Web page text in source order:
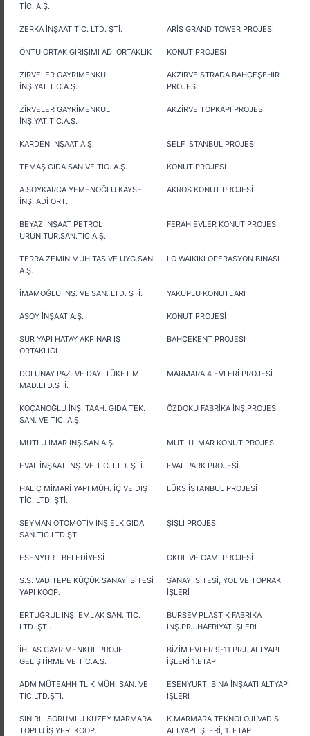
TİC. A.Ş.
ZERKA İNŞAAT TİC. LTD. ŞTİ. ARİS GRAND TOWER PROJESİ
ÖNTÜ ORTAK GİRİŞİMİ ADİ ORTAKLIK KONUT PROJESİ
ZİRVELER GAYRİMENKUL
İNŞ.YAT.TİC.A.Ş.
AKZİRVE STRADA BAHÇEŞEHİR
PROJESİ
ZİRVELER GAYRİMENKUL
İNŞ.YAT.TİC.A.Ş.
AKZİRVE TOPKAPI PROJESİ
KARDEN İNŞAAT A.Ş. SELF İSTANBUL PROJESİ
TEMAŞ GIDA SAN.VE TİC. A.Ş. KONUT PROJESİ
A.SOYKARCA YEMENOĞLU KAYSEL
İNŞ. ADİ ORT.
AKROS KONUT PROJESİ
BEYAZ İNŞAAT PETROL
ÜRÜN.TUR.SAN.TİC.A.Ş.
FERAH EVLER KONUT PROJESİ
TERRA ZEMİN MÜH.TAS.VE UYG.SAN.
A.Ş.
LC WAİKİKİ OPERASYON BİNASI
İMAMOĞLU İNŞ. VE SAN. LTD. ŞTİ. YAKUPLU KONUTLARI
ASOY İNŞAAT A.Ş. KONUT PROJESİ
SUR YAPI HATAY AKPINAR İŞ
ORTAKLIĞI
BAHÇEKENT PROJESİ
DOLUNAY PAZ. VE DAY. TÜKETİM
MAD.LTD.ŞTİ.
MARMARA 4 EVLERİ PROJESİ
KOÇANOĞLU İNŞ. TAAH. GIDA TEK.
SAN. VE TİC. A.Ş.
ÖZDOKU FABRİKA İNŞ.PROJESİ
MUTLU İMAR İNŞ.SAN.A.Ş. MUTLU İMAR KONUT PROJESİ
EVAL İNŞAAT İNŞ. VE TİC. LTD. ŞTİ. EVAL PARK PROJESİ
HALİÇ MİMARİ YAPI MÜH. İÇ VE DIŞ
TİC. LTD. ŞTİ.
LÜKS İSTANBUL PROJESİ
SEYMAN OTOMOTİV İNŞ.ELK.GIDA
SAN.TİC.LTD.ŞTİ.
ŞİŞLİ PROJESİ
ESENYURT BELEDİYESİ OKUL VE CAMİ PROJESİ
S.S. VADİTEPE KÜÇÜK SANAYİ SİTESİ
YAPI KOOP.
SANAYİ SİTESİ, YOL VE TOPRAK
İŞLERİ
ERTUĞRUL İNŞ. EMLAK SAN. TİC.
LTD. ŞTİ.
BURSEV PLASTİK FABRİKA
İNŞ.PRJ.HAFRİYAT İŞLERİ
İHLAS GAYRİMENKUL PROJE
GELİŞTİRME VE TİC.A.Ş.
BİZİM EVLER 9-11 PRJ. ALTYAPI
İŞLERİ 1.ETAP
ADM MÜTEAHHİTLİK MÜH. SAN. VE
TİC.LTD.ŞTİ.
ESENYURT, BİNA İNŞAATI ALTYAPI
İŞLERİ
SINIRLI SORUMLU KUZEY MARMARA
TOPLU İŞ YERİ KOOP.
K.MARMARA TEKNOLOJİ VADİSİ
ALTYAPI İŞLERİ, 1. ETAP